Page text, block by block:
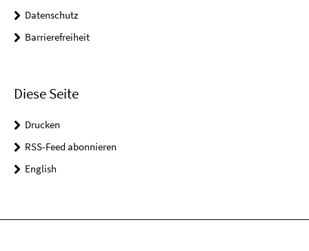
Datenschutz
Barrierefreiheit
Diese Seite
Drucken
RSS-Feed abonnieren
English